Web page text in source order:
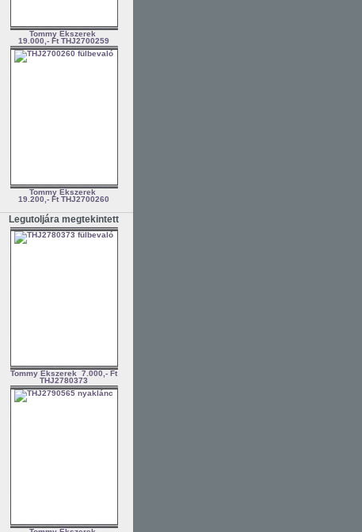
Tommy Ékszerek
19.000,- Ft THJ2700259
Tommy Ékszerek
19.200,- Ft THJ2700260
Legutoljára megtekintett
Tommy Ékszerek
7.000,- Ft
THJ2780373